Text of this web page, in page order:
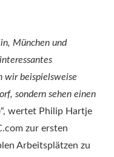
München und
wir beispielsweise
sondern sehen einen
“, wertet Philip Hartje
zur ersten
Arbeitsplätzen zu